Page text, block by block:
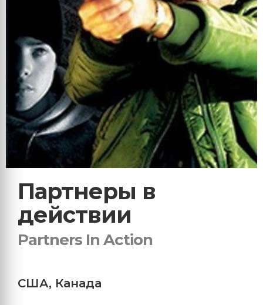
Партнеры в
действии
Partners In Action
США, Канада